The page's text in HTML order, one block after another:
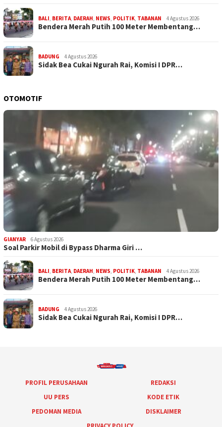
BALI, BERITA, DAERAH, NEWS, POLITIK, TABANAN 4 Agustus 2026
Bendera Merah Putih 100 Meter Membentang…
BADUNG 4 Agustus 2026
Sidak Bea Cukai Ngurah Rai, Komisi I DPR…
OTOMOTIF
GIANYAR 6 Agustus 2026
Soal Parkir Mobil di Bypass Dharma Giri …
BALI, BERITA, DAERAH, NEWS, POLITIK, TABANAN 4 Agustus 2026
Bendera Merah Putih 100 Meter Membentang…
BADUNG 4 Agustus 2026
Sidak Bea Cukai Ngurah Rai, Komisi I DPR…
PROFIL PERUSAHAAN
REDAKSI
UU PERS
KODE ETIK
PEDOMAN MEDIA
DISKLAIMER